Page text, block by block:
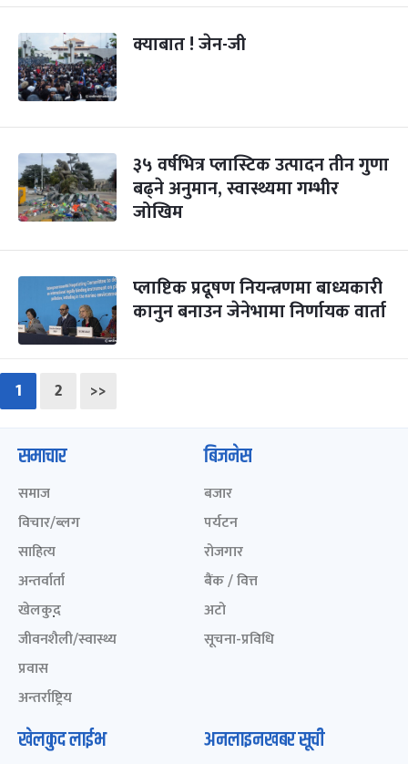
क्याबात ! जेन-जी
३५ वर्षभित्र प्लास्टिक उत्पादन तीन गुणा
बढ्ने अनुमान, स्वास्थ्यमा गम्भीर
जोखिम
प्लाष्टिक प्रदूषण नियन्त्रणमा बाध्यकारी
कानुन बनाउन जेनेभामा निर्णायक वार्ता
1 2 >>
समाचार
समाज
विचार/ब्लग
साहित्य
अन्तर्वार्ता
खेलकुद़़
जीवनशैली/स्वास्थ्य
प्रवास
अन्तर्राष्ट्रिय
बिजनेस
बजार
पर्यटन
रोजगार
बैंक / वित्त
अटो
सूचना-प्रविधि
खेलकुद लाईभ अनलाइनखबर सूची